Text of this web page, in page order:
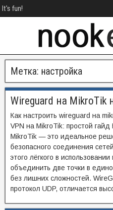
It's fun!
Метка: настройка
Wireguard на MikroTik
Как настроить wireguard на
VPN на MikroTik: простой
MikroTik — это идеальное
безопасного соединения
этого лёгкого в
объединить две точки в
без лишних сложностей.
протокол UDP, отличается